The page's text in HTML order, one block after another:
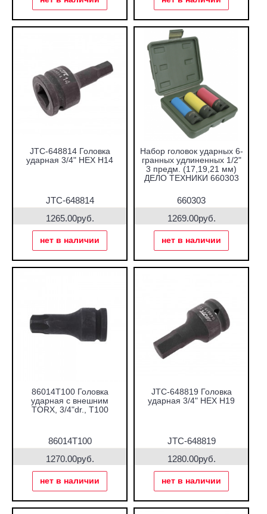
JTC-648814 Головка
ударная 3/4" HEX H14
JTC-648814
1265.00руб.
нет в наличии
Набор головок ударных 6-
гранных удлиненных 1/2"
3 предм. (17,19,21 мм)
ДЕЛО ТЕХНИКИ 660303
660303
1269.00руб.
нет в наличии
86014T100 Головка
ударная с внешним
TORX, 3/4"dr., T100
86014T100
1270.00руб.
нет в наличии
JTC-648819 Головка
ударная 3/4" HEX H19
JTC-648819
1280.00руб.
нет в наличии